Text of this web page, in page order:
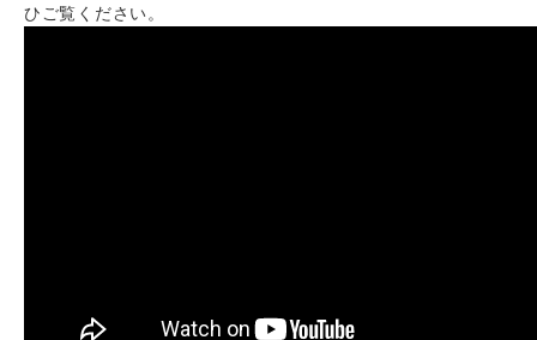
ひご覧ください。